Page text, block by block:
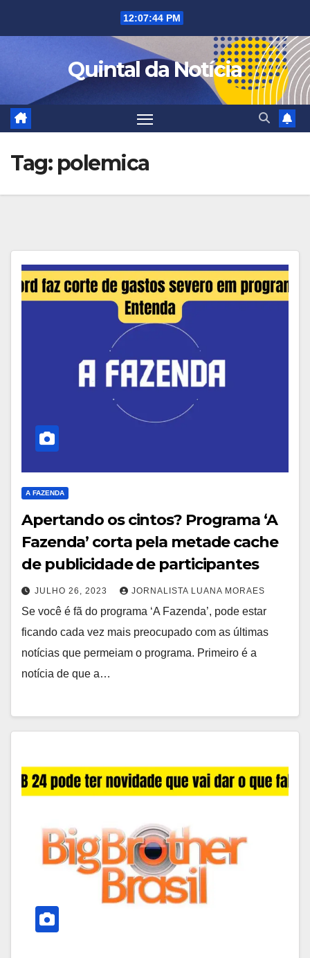
12:07:45 PM
Quintal da Notícia
Tag: polemica
A FAZENDA
Apertando os cintos? Programa ‘A
Fazenda’ corta pela metade cache
de publicidade de participantes
JULHO 26, 2023 JORNALISTA LUANA MORAES
Se você é fã do programa ‘A Fazenda’, pode estar
ficando cada vez mais preocupado com as últimas
notícias que permeiam o programa. Primeiro é a
notícia de que a…